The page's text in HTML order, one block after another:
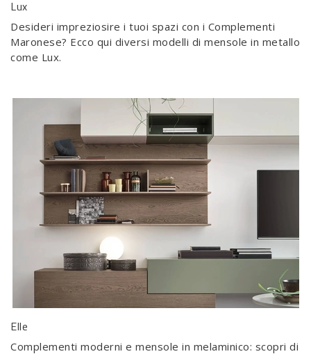
Lux
Desideri impreziosire i tuoi spazi con i Complementi
Maronese? Ecco qui diversi modelli di mensole in metallo
come Lux.
Elle
Complementi moderni e mensole in melaminico: scopri di